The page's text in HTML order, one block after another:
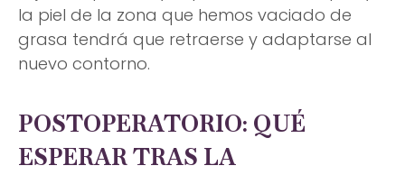
la piel de la zona que hemos vaciado de
grasa tendrá que retraerse y adaptarse al
nuevo contorno.
POSTOPERATORIO: QUÉ
ESPERAR TRAS LA